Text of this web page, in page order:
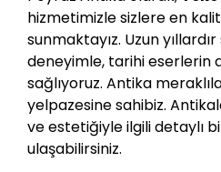
hizmetimizle sizlere en
sunmaktayız. Uzun
deneyimle, tarihi eserlerin
sağlıyoruz. Antika
yelpazesine sahibiz.
ve estetiğiyle ilgili detaylı
ulaşabilirsiniz.